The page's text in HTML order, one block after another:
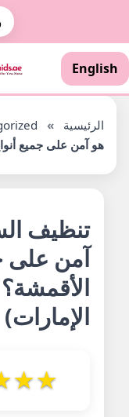
English
الرئيسية »
هو آمن على جميع
تنظيف
آمن على
الإمارات)
★
★